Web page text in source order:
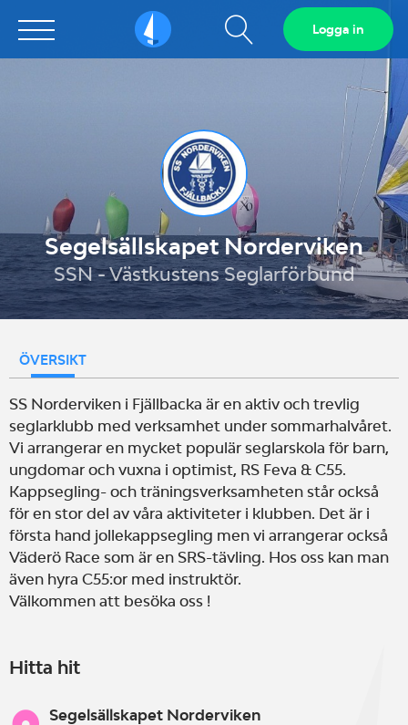
Sailarena Visa
sökfält
Logga in
Segelsällskapet Norderviken
SSN - Västkustens Seglarförbund
ÖVERSIKT
SS Norderviken i Fjällbacka är en aktiv och trevlig
seglarklubb med verksamhet under sommarhalvåret.
Vi arrangerar en mycket populär seglarskola för barn,
ungdomar och vuxna i optimist, RS Feva & C55.
Kappsegling- och träningsverksamheten står också
för en stor del av våra aktiviteter i klubben. Det är i
första hand jollekappsegling men vi arrangerar också
Väderö Race som är en SRS-tävling. Hos oss kan man
även hyra C55:or med instruktör.
Välkommen att besöka oss !
Hitta hit
Segelsällskapet Norderviken